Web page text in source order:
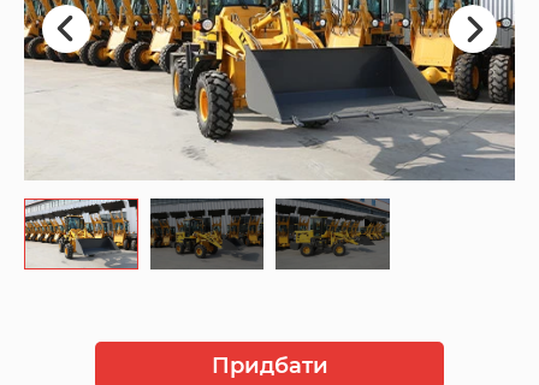
Придбати